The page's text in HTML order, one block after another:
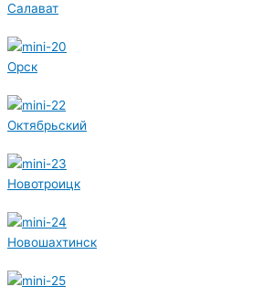
Салават
Орск
Октябрьский
Новотроицк
Новошахтинск